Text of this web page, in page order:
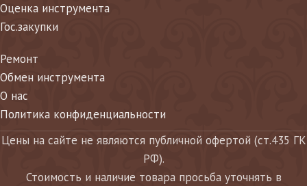
Оценка инструмента
Гос.закупки
Ремонт
Обмен инструмента
О нас
Политика конфиденциальности
Цены на сайте не являются публичной офертой (ст.435 ГК
РФ).
Стоимость и наличие товара просьба уточнять в